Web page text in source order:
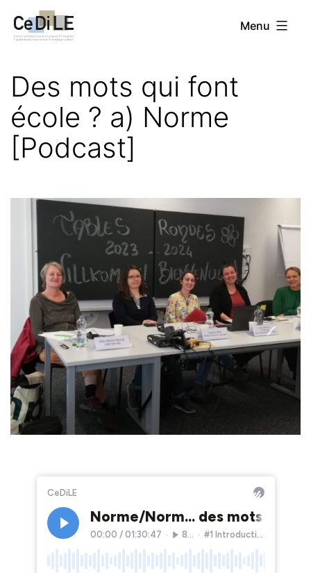
auCeDiLE Menu
Des mots qui font
école ? a) Norme
[Podcast]